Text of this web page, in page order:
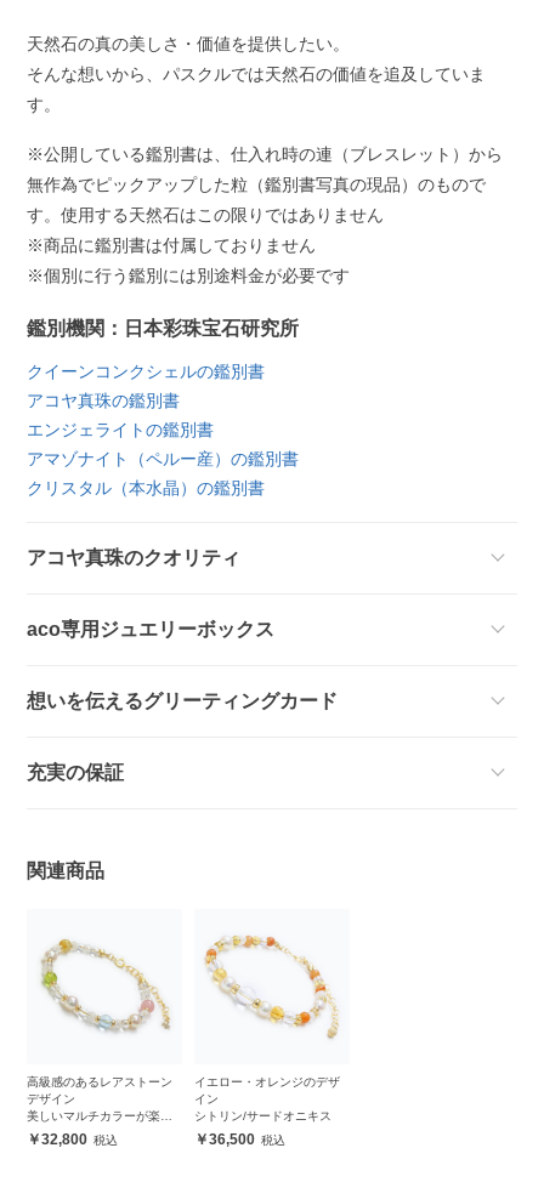
天然石の真の美しさ・価値を提供したい。
そんな想いから、パスクルでは天然石の価値を追及していま
す。
※公開している鑑別書は、仕入れ時の連（ブレスレット）から
無作為でピックアップした粒（鑑別書写真の現品）のもので
す。使用する天然石はこの限りではありません
※商品に鑑別書は付属しておりません
※個別に行う鑑別には別途料金が必要です
鑑別機関：日本彩珠宝石研究所
クイーンコンクシェルの鑑別書
アコヤ真珠の鑑別書
エンジェライトの鑑別書
アマゾナイト（ペルー産）の鑑別書
クリスタル（本水晶）の鑑別書
アコヤ真珠のクオリティ
aco専用ジュエリーボックス
想いを伝えるグリーティングカード
充実の保証
関連商品
高級感のあるレアストーン
デザイン
美しいマルチカラーが楽し
める32,800
イエロー・オレンジのデザ
イン
シトリン/サードオニキス
36,500